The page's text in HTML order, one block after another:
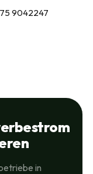
9042247
in